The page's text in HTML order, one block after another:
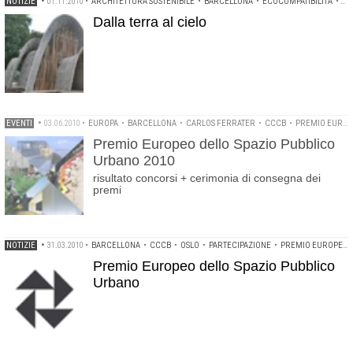
Dalla terra al cielo
EVENTI • 03.06.2010 • EUROPA • BARCELLONA • CARLOS FERRATER • CCCB • PREMIO EUROPEO DELLO SPAZIO PUBBLICO URBANO
Premio Europeo dello Spazio Pubblico
Urbano 2010
risultato concorsi + cerimonia di consegna dei
premi
NOTIZIE • 31.03.2010 • BARCELLONA • CCCB • OSLO • PARTECIPAZIONE • PREMIO EUROPEO DELLO SPAZIO PUBBLICO URBANO
Premio Europeo dello Spazio Pubblico
Urbano